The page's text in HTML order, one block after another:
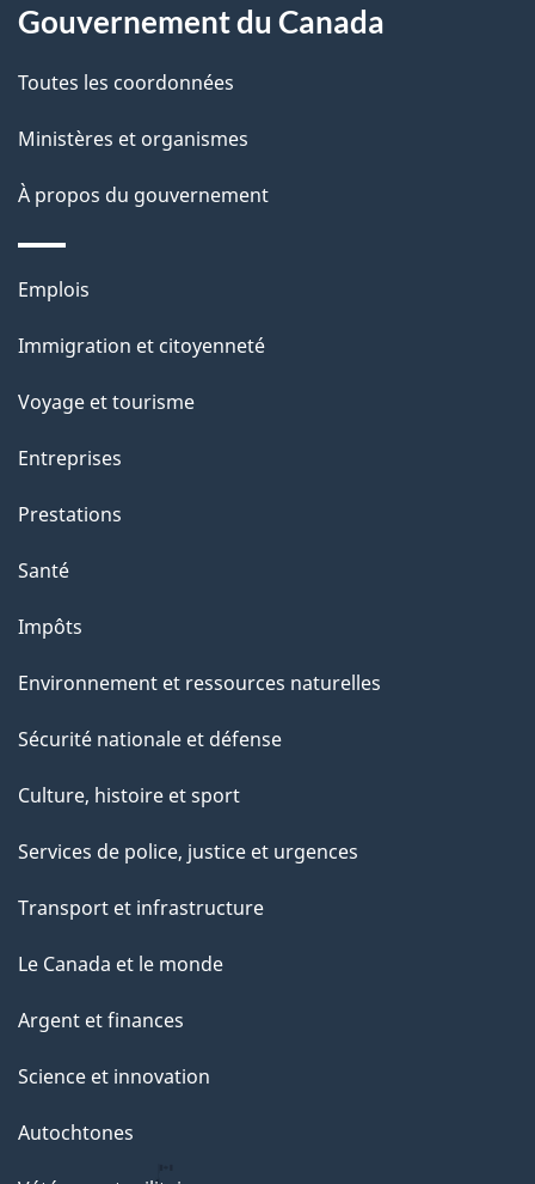
i
l
s
d
e
l
a
p
a
g
e
propos
de
ce
site
Gouvernement du Canada
Toutes les coordonnées
Ministères et organismes
À propos du gouvernement
Thèmes
sujets
Emplois
Immigration et citoyenneté
Voyage et tourisme
Entreprises
Prestations
Santé
Impôts
Environnement et ressources naturelles
Sécurité nationale et défense
Culture, histoire et sport
Services de police, justice et urgences
Transport et infrastructure
Le Canada et le monde
Argent et finances
Science et innovation
Autochtones